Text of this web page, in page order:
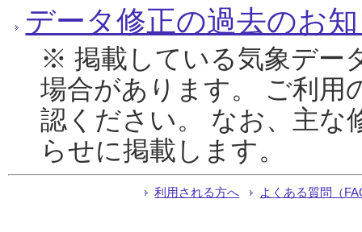
データ修正の過去のお
※ 掲載している気象デー
場合があります。 ご利用
認ください。 なお、主な
らせに掲載します。
利用される方へ よくある質問（